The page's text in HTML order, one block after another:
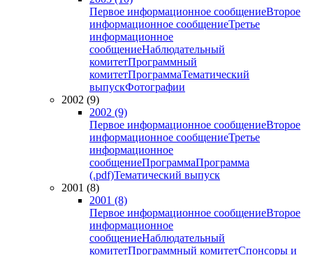
Первое информационное сообщениеВторое
информационное сообщениеТретье
информационное
сообщениеНаблюдательный
комитетПрограммный
комитетПрограммаТематический
выпускФотографии
2002 (9)
2002 (9)
Первое информационное сообщениеВторое
информационное сообщениеТретье
информационное
сообщениеПрограммаПрограмма
(.pdf)Тематический выпуск
2001 (8)
2001 (8)
Первое информационное сообщениеВторое
информационное
сообщениеНаблюдательный
комитетПрограммный комитетСпонсоры и